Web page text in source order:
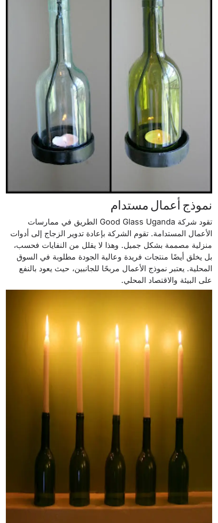
نموذج أعمال مستدام
تقود شركة Good Glass Uganda الطريق في ممارسات
الأعمال المستدامة. تقوم الشركة بإعادة تدوير الزجاج إلى أدوات
منزلية مصممة بشكل جميل. وهذا لا يقلل من النفايات فحسب،
بل يخلق أيضًا منتجات فريدة وعالية الجودة مطلوبة في السوق
المحلية. يعتبر نموذج الأعمال مربحًا للجانبين، حيث يعود بالنفع
على البيئة والاقتصاد المحلي.